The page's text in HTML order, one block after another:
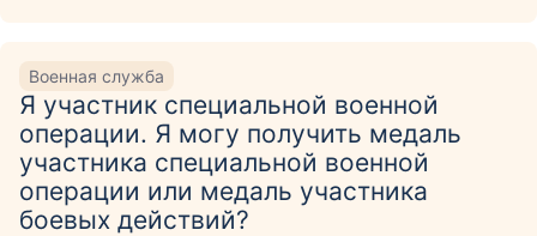
Военная служба
Я участник специальной военной
операции. Я могу получить медаль
участника специальной военной
операции или медаль участника
боевых действий?